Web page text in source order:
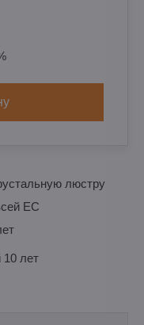
люстру
ЕС
10 лет